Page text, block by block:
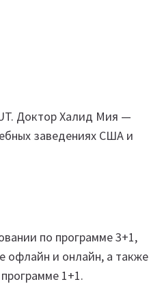
Доктор Халид Мия —
заведениях США и
по программе 3+1,
офлайн и онлайн, а также
1+1.